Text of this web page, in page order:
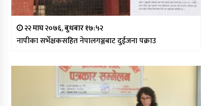
२२ माघ २०७६, बुधबार १७:५२
नापीका सर्भेक्षकसहित नेपालगञ्जबाट दुईजना पक्राउ